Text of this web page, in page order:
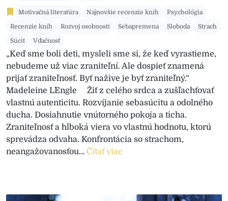
Motivačná literatúra Najnovšie recenzie kníh
Psychológia
Recenzie kníh
Rozvoj osobnosti Sebapremena Sloboda
Strach
Súcit
Vďačnosť
„Keď sme boli deti, mysleli sme si, že keď vyrastieme,
nebudeme už viac zraniteľní. Ale dospieť znamená
prijať zraniteľnosť. Byť nažive je byť zraniteľný.“
Madeleine L´Engle Žiť z celého srdca a zušľachťovať
vlastnú autenticitu. Rozvíjanie sebasúcitu a odolného
ducha. Dosiahnutie vnútorného pokoja a ticha.
Zraniteľnosť a hlboká viera vo vlastnú hodnotu, ktorú
sprevádza odvaha. Konfrontácia so strachom,
neangažovanosťou… Čítať viac